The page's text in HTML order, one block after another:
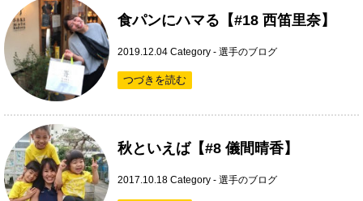
食パンにハマる【#18 西笛里奈】
2019.12.04 Category - 選手のブログ
つづきを読む
秋といえば【#8 儀間晴香】
2017.10.18 Category - 選手のブログ